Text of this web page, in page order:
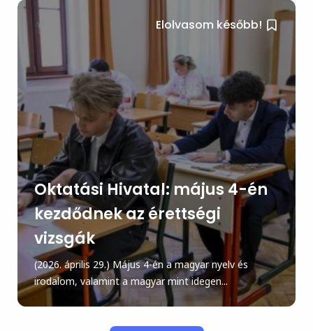
Elolvasom később!
Oktatási Hivatal: május 4-én
kezdődnek az érettségi
vizsgák
(2026. április 29.) Május 4-én a magyar nyelv és
irodalom, valamint a magyar mint idegen...